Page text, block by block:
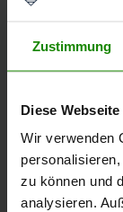
Zustimmung
Diese
Wir verwenden
zu können und
analysieren.
200.000 € →
(Zinssatz,
Endwert prägen.